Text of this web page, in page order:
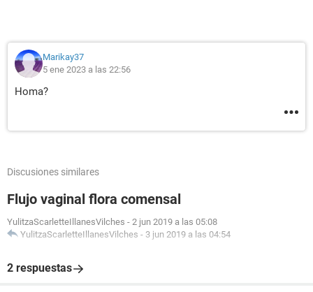
Marikay37
5 ene 2023 a las 22:56
Homa?
Discusiones similares
Flujo vaginal flora comensal
YulitzaScarletteIllanesVilches - 2 jun 2019 a las 05:08
YulitzaScarletteIllanesVilches - 3 jun 2019 a las 04:54
2 respuestas